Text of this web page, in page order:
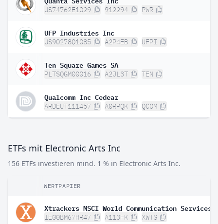
US74762E1029 912294 PWR
UFP Industries Inc
US90278Q1085 A2P4EB UFPI
Ten Square Games SA
PLTSQGM00016 A2JL3T TEN
Qualcomm Inc Cedear
ARDEUT111457 A0RPQK QCOM
ETFs mit Electronic Arts Inc
156 ETFs investieren mind. 1 % in Electronic Arts Inc.
WERTPAPIER
IE00BM67HR47 A113FK XWTS